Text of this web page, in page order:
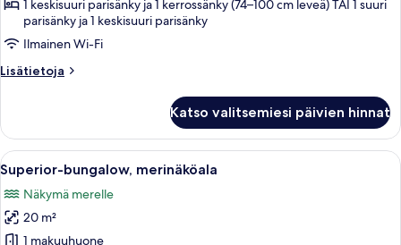
1 keskisuuri parisänky ja 1 kerrossänky (74–100 cm leveä) TAI 1 suuri
parisänky ja 1 keskisuuri parisänky
Ilmainen Wi-Fi
Lisätietoja
Lisätietoja
Katso valitsemiesi päivien hinnat
Avaa
kaikki
huonetyypin
Superior-
Puinen terassi, jossa on kaide, ja
9
Superior-bungalow, merinäköala
Näkymä merelle
20 m²
1 makuuhuone